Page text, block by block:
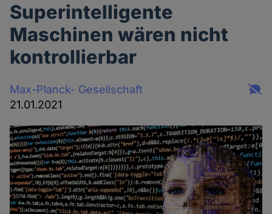
Superintelligente
Maschinen wären nicht
kontrollierbar
Max-Planck- Gesellschaft
21.01.2021